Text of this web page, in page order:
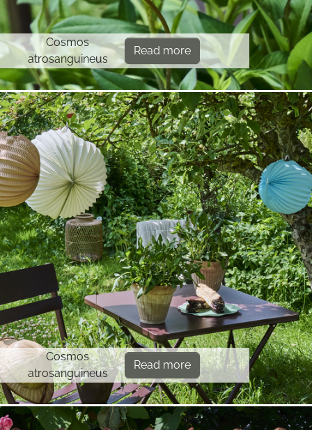
Cosmos
atrosanguineus
Read more
Cosmos
atrosanguineus
Read more